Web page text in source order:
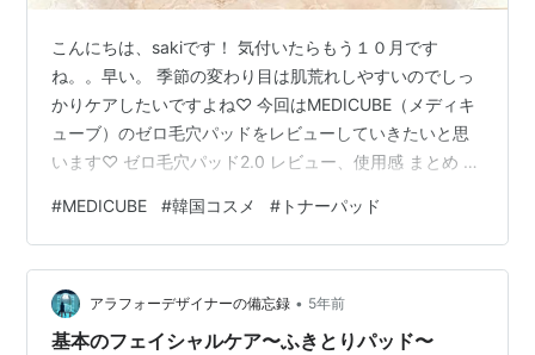
こんにちは、sakiです！ 気付いたらもう１０月です
ね。。早い。 季節の変わり目は肌荒れしやすいのでしっ
かりケアしたいですよね♡ 今回はMEDICUBE（メディキ
ューブ）のゼロ毛穴パッドをレビューしていきたいと思
います♡ ゼロ毛穴パッド2.0 レビュー、使用感 まとめ ゼ
MEDICUBE JAPAN(@medicube_officialjapan)がシェア
した投稿 インスタの広告でよく目にするなぁと思い気に
なって調べてみると良さそう、、！！ と思い試しに買っ
てみたらめっちゃ良くて何気に３回目のリピート♡ 今で
はこれがな…
#MEDICUBE #韓国コスメ # トナーパッド
アラフォーデザイナーの備忘録 • 5年前
基本のフェイシャルケア〜ふきとりパッド〜